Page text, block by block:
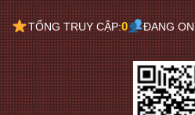
TỔNG TRUY CẬP:0 ĐANG